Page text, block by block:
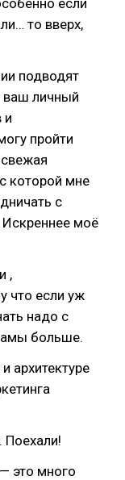
если
то вверх,
подводят
ваш личный
и
пройти
которой мне
с
моё
,
что если уж
надо с
больше.
архитектуре
Поехали!
это много